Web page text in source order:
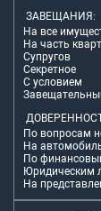
ЗАВЕЩАНИЯ:
На все
На часть
Супругов
Секретное
С условием
По вопросам
На
По
Юридическим
На